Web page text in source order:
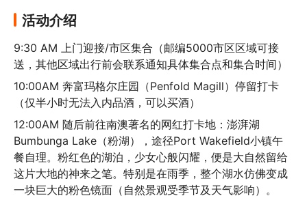
活动介绍
9:30 AM 上门迎接/市区集合（邮编5000市区区域可接
送，其他区域出行前会联系通知具体集合点和集合时间）
10:00AM 奔富玛格尔庄园（Penfold Magill）停留打卡
（仅半小时无法入内品酒，可以买酒）
12:00AM 随后前往南澳著名的网红打卡地：澎湃湖
Bumbunga Lake（粉湖），途径Port Wakefield小镇午
餐自理。粉红色的湖泊，少女心般闪耀，便是大自然留给
这片大地的神来之笔。特别是在雨季，整个湖水仿佛变成
一块巨大的粉色镜面（自然景观受季节及天气影响）。